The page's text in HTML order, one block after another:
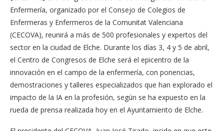
Enfermería, organizado por el Consejo de Colegios de
Enfermeras y Enfermeros de la Comunitat Valenciana
(CECOVA), reunirá a más de 500 profesionales y expertos del
sector en la ciudad de Elche. Durante los días 3, 4 y 5 de abril,
el Centro de Congresos de Elche será el epicentro de la
innovación en el campo de la enfermería, con ponencias,
demostraciones y talleres especializados que han explorado el
impacto de la IA en la profesión, según se ha expuesto en la
rueda de prensa realizada hoy en el Ayuntamiento de Elche.